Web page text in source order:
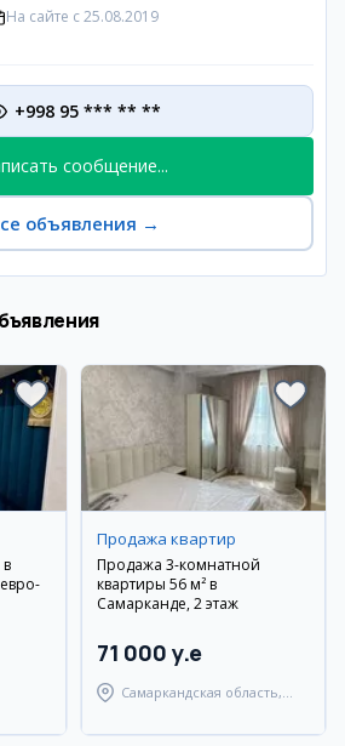
На сайте с 25.08.2019
+998 95 *** ** **
сообщение...
объявления →
Продажа квартир
Продажа 3-комнатной
квартиры 56 м² в
Самарканде, 2 этаж
71 000 y.e
Самаркандская область,